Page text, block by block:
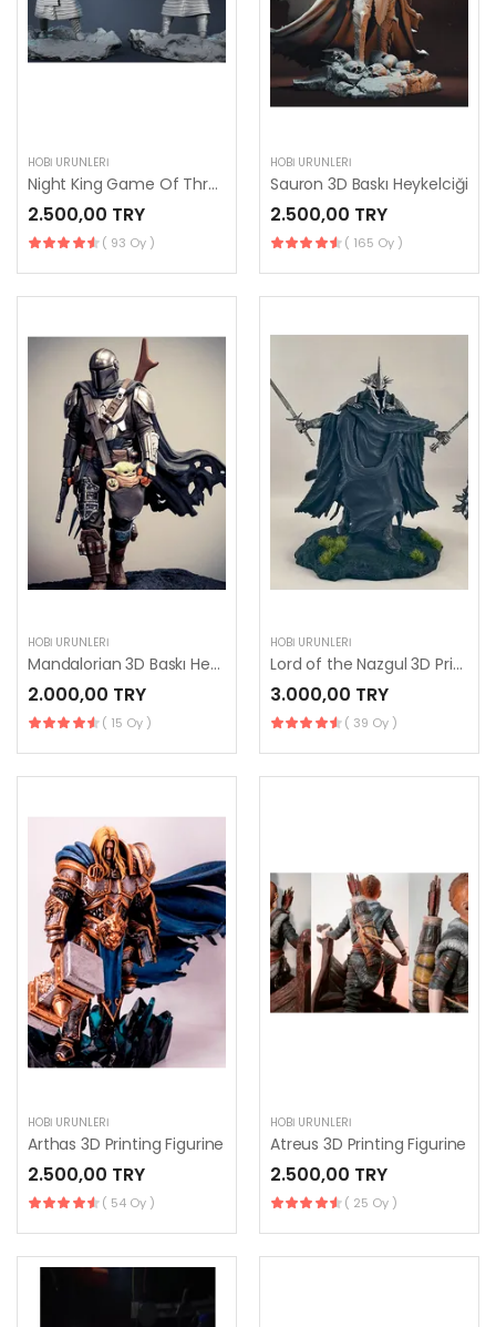
HOBI ÜRÜNLERI
Night King Game Of Thrones
2.500,00 TRY
( 93 Oy )
HOBI ÜRÜNLERI
Sauron 3D Baskı Heykelciği
2.500,00 TRY
( 165 Oy )
HOBI ÜRÜNLERI
Mandalorian 3D Baskı Heykelciği
2.000,00 TRY
( 15 Oy )
HOBI ÜRÜNLERI
Lord of the Nazgul 3D Printing
3.000,00 TRY
( 39 Oy )
HOBI ÜRÜNLERI
Arthas 3D Printing Figurine
2.500,00 TRY
( 54 Oy )
HOBI ÜRÜNLERI
Atreus 3D Printing Figurine
2.500,00 TRY
( 25 Oy )